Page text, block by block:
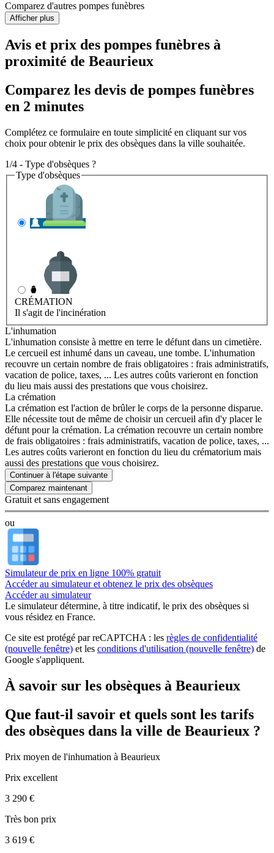
Comparez d'autres pompes funèbres
Afficher plus
Avis et prix des pompes funèbres à
proximité de Beaurieux
Comparez les devis de pompes funèbres
en 2 minutes
Complétez ce formulaire en toute simplicité en cliquant sur vos
choix pour obtenir le prix des obsèques dans la ville souhaitée.
1/4 - Type d'obsèques ?
Type d'obsèques
CRÉMATION
Il s'agit de l'incinération
L'inhumation
L'inhumation consiste à mettre en terre le défunt dans un cimetière.
Le cercueil est inhumé dans un caveau, une tombe. L'inhumation
recouvre un certain nombre de frais obligatoires : frais administratifs,
vacation de police, taxes, ... Les autres coûts varieront en fonction
du lieu mais aussi des prestations que vous choisirez.
La crémation
La crémation est l'action de brûler le corps de la personne disparue.
Elle nécessite tout de même de choisir un cercueil afin d'y placer le
défunt pour la crémation. La crémation recouvre un certain nombre
de frais obligatoires : frais administratifs, vacation de police, taxes, ...
Les autres coûts varieront en fonction du lieu du crématorium mais
aussi des prestations que vous choisirez.
Continuer à l'étape suivante
Gratuit et sans engagement
ou
Simulateur de prix en ligne 100% gratuit
Accéder au simulateur et obtenez le prix des obsèques
Accéder au simulateur
Le simulateurdétermine, à titre indicatif, le prix des obsèques si
vous résidez en France.
Ce site est protégé par reCAPTCHA : les règles de confidentialité
(nouvelle fenêtre) et les conditions d'utilisation (nouvelle fenêtre) de
Google s'appliquent.
À savoir sur les obsèques à Beaurieux
Que faut-il savoir et quels sont les tarifs
des obsèques dans la ville de Beaurieux ?
Prix moyen de l'inhumation à Beaurieux
Prix excellent
3 290 €
Très bon prix
3 619 €